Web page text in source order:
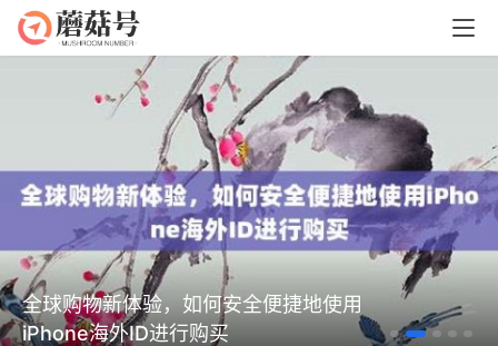
全球购物新体验，如何安全便捷地使用
iPhone海外ID进行购买